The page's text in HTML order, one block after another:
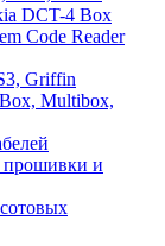
DCT-4 Box
Code Reader
Griffin
Multibox,
прошивки и